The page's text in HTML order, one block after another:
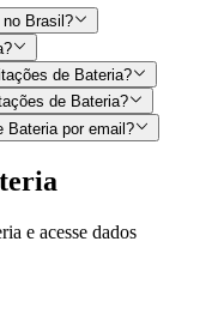
Brasil?
de Bateria?
de Bateria?
Bateria por email?
e acesse dados